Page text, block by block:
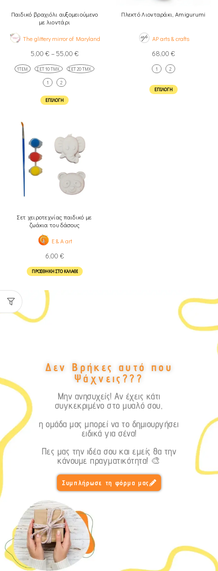
Παιδικό βραχιόλι αυξομειούμενο
με λιοντάρι
The glittery mirror of Maryland
5,00 € –55,00 €
1ΤΕΜ. ΣΕΤ 10 ΤΜΧ. ΣΕΤ 20 ΤΜΧ.
1 2
ΕΠΙΛΟΓΉ
Πλεκτό Λιονταράκι, Amigurumi
AP arts & crafts
68,00 €
1 2
ΕΠΙΛΟΓΉ
Σετ χειροτεχνίας παιδικό με
ζωάκια του δάσους
E & A art
6,00 €
ΠΡΟΣΘΉΚΗ ΣΤΟ ΚΑΛΆΘΙ
Δεν Βρήκες αυτό που
Ψάχνεις???
Μην ανησυχείς! Αν έχεις κάτι
συγκεκριμένο στο μυαλό σου,
η ομάδα μας μπορεί να το δημιουργήσει
ειδικά για σένα!
Πες μας την ιδέα σου και εμείς θα την
κάνουμε πραγματικότητα! 🎨
Συμπλήρωσε τη φόρμα μας